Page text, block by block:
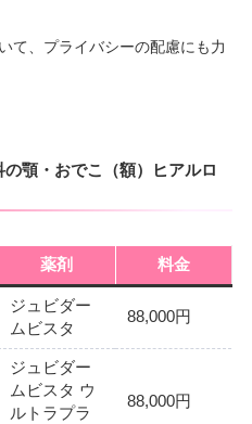
て、プライバシーの配慮にも力
顎・おでこ（額）ヒアルロ
薬剤 料金
ジュビダー
ムビスタ
88,000円
ジュビダー
ムビスタ ウ
ルトラプラ
88,000円